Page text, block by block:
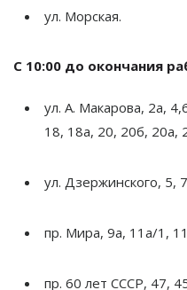
ул. Морская.
С 10:00 до окончания
ул. А. Макарова, 2а,
18, 18а, 20, 20б, 20а,
ул. Дзержинского, 5,
пр. Мира, 9а, 11а/1,
пр. 60 лет СССР, 47,